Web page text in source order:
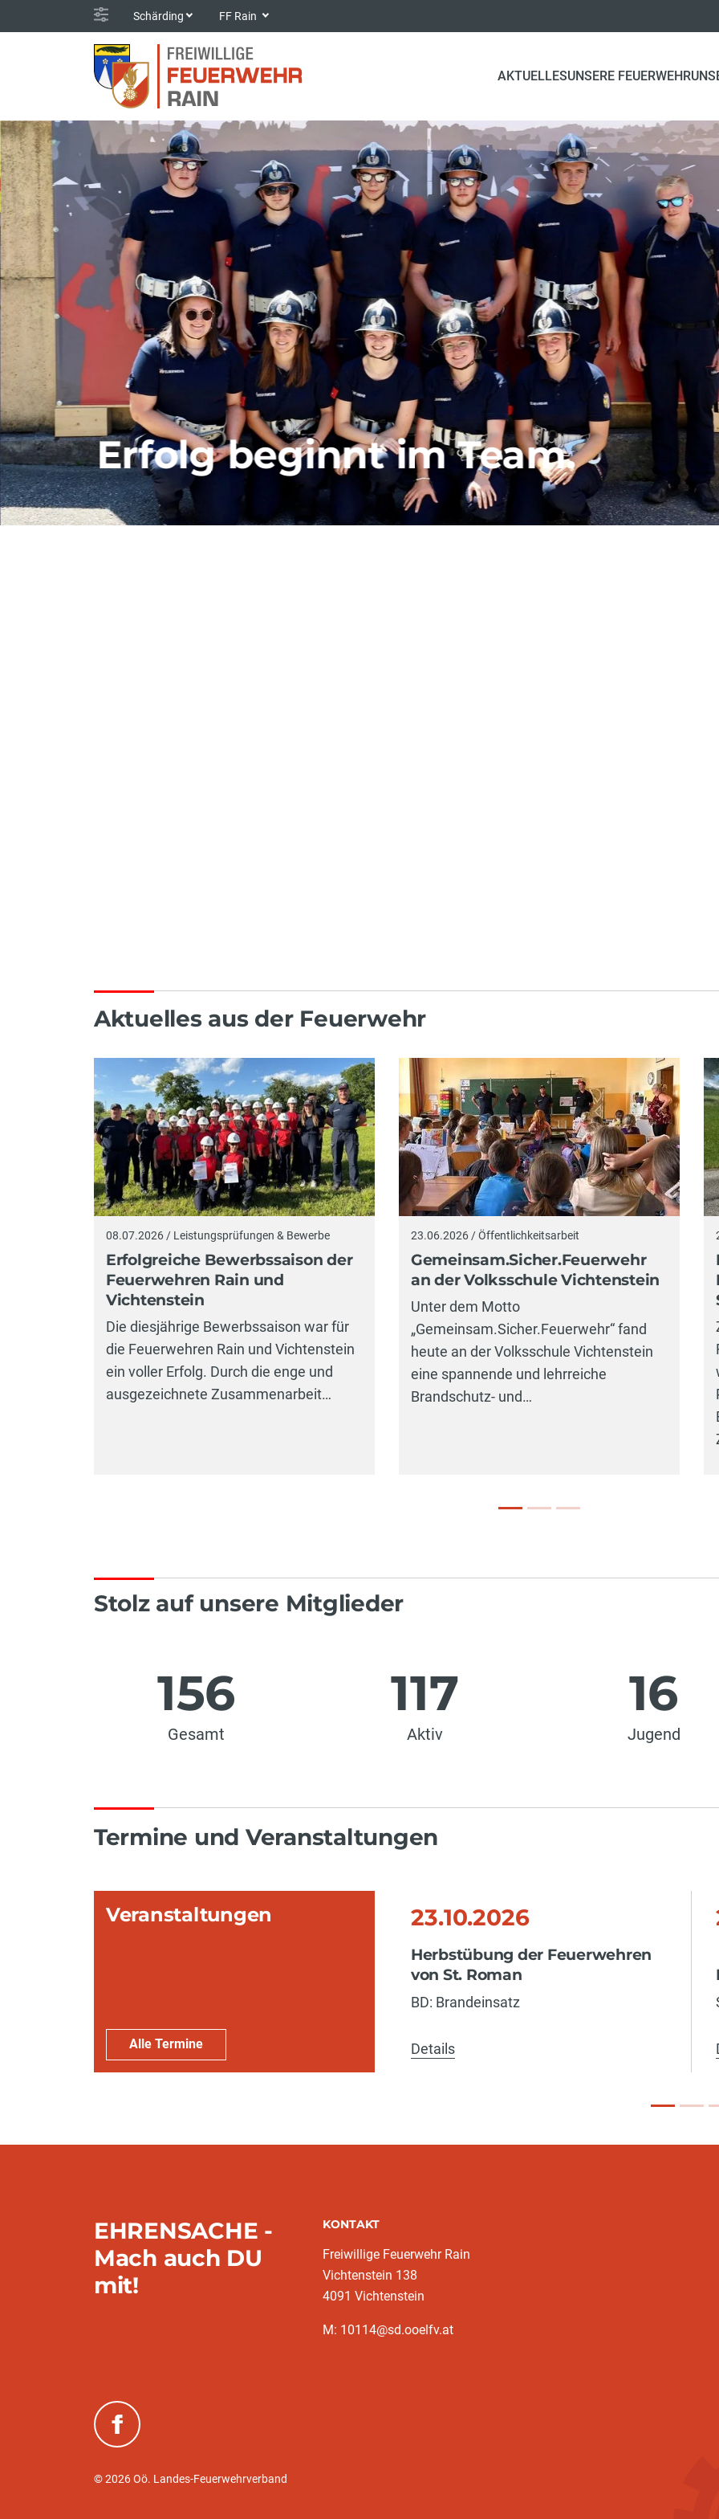
Schärding FF Rain
AKTUELLESUNSERE FEUERWEHR
Erfolg beginnt im Team.
Aktuelles aus der Feuerwehr
08.07.2026 / Leistungsprüfungen & Bewerbe
Erfolgreiche Bewerbssaison der
Feuerwehren Rain und
Vichtenstein
Die diesjährige Bewerbssaison war für
die Feuerwehren Rain und Vichtenstein
ein voller Erfolg. Durch die enge und
ausgezeichnete Zusammenarbeit…
23.06.2026 / Öffentlichkeitsarbeit
Gemeinsam.Sicher.Feuerwehr
an der Volksschule Vichtenstein
Unter dem Motto
„Gemeinsam.Sicher.Feuerwehr“ fand
heute an der Volksschule Vichtenstein
eine spannende und lehrreiche
Brandschutz- und…
Stolz auf unsere Mitglieder
156
Gesamt
117
Aktiv
16
Jugend
Termine und Veranstaltungen
Veranstaltungen
Alle Termine
23.10.2026
Herbstübung der Feuerwehren
von St. Roman
BD: Brandeinsatz
Details
EHRENSACHE -
Mach auch DU
mit!
KONTAKT
Freiwillige Feuerwehr Rain
Vichtenstein 138
4091 Vichtenstein
M: 10114@sd.ooelfv.at
(neues Fenster)
© 2026 Oö. Landes-Feuerwehrverband